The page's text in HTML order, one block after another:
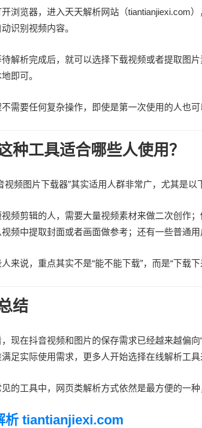
浏览器，进入天天解析网站（tiantianjiexi.com
识别视频内容。
待解析完成后，就可以选择下载视频或者提取图
即可。
需要任何复杂操作，即使是第一次使用的人也可
种工具适合哪些人使用？
视频图片下载器”其实适用人群非常广，尤其是以
视频剪辑的人，需要大量视频素材来做二次创作
频中提取封面或者画面做参考；还有一些普通
来说，重点其实不是“能不能下载”，而是“下载
结
现在抖音视频和图片的保存需求已经越来越偏
足实际使用需求，更多人开始选择在线解析工具
的工具中，网页类解析方式依然是最方便的一种
析 tiantianjiexi.com